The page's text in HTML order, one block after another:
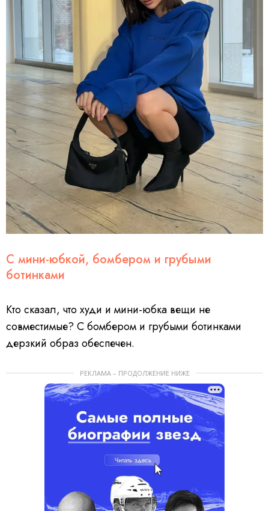
С мини-юбкой, бомбером и грубыми
ботинками
Кто сказал, что худи и мини-юбка вещи не
совместимые? С бомбером и грубыми ботинками
дерзкий образ обеспечен.
РЕКЛАМА – ПРОДОЛЖЕНИЕ НИЖЕ